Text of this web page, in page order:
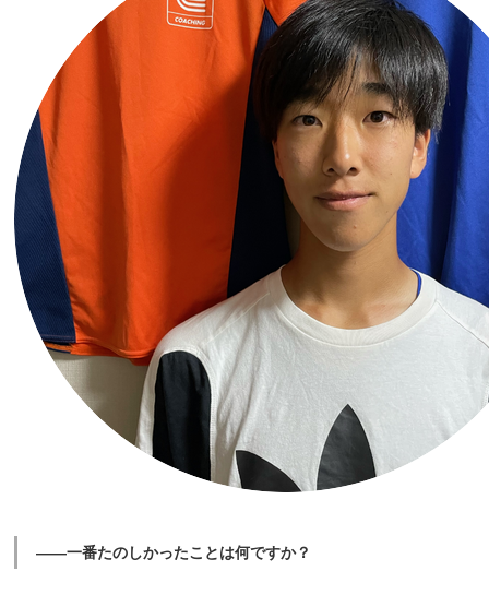
――一番たのしかったことは何ですか？